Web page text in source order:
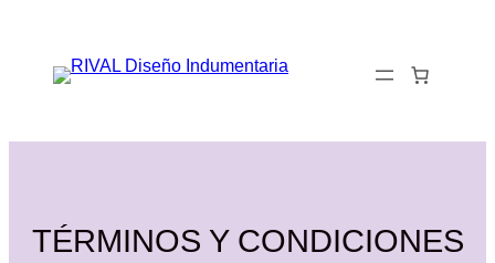
contenido
TÉRMINOS Y CONDICIONES